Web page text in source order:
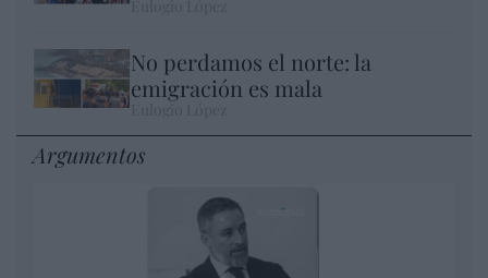
No perdamos el norte: la
emigración es mala
Argumentos